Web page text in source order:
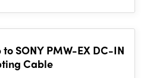
SONY PMW-EX DC-IN
Cable